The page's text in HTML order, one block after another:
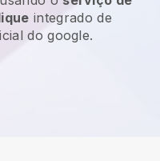
integrado de
do google.